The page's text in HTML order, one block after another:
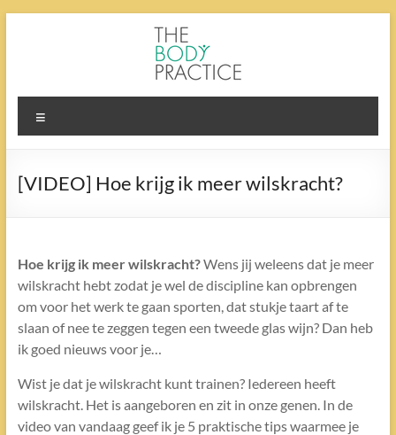
The
Body
Practice
[VIDEO] Hoe krijg ik meer wilskracht?
Hoe krijg ik meer wilskracht?Wens jij weleens dat je meer
wilskracht hebt zodat je wel de discipline kan opbrengen
om voor het werk te gaan sporten, dat stukje taart af te
slaan of nee te zeggen tegen een tweede glas wijn? Dan heb
ik goed nieuws voor je…
Wist je dat je wilskracht kunt trainen? Iedereen heeft
wilskracht. Het is aangeboren en zit in onze genen. In de
video van vandaag geef ik je 5 praktische tips waarmee je